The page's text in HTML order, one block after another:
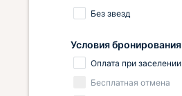
Без звезд
Условия бронирования
Оплата при заселении
Бесплатная отмена